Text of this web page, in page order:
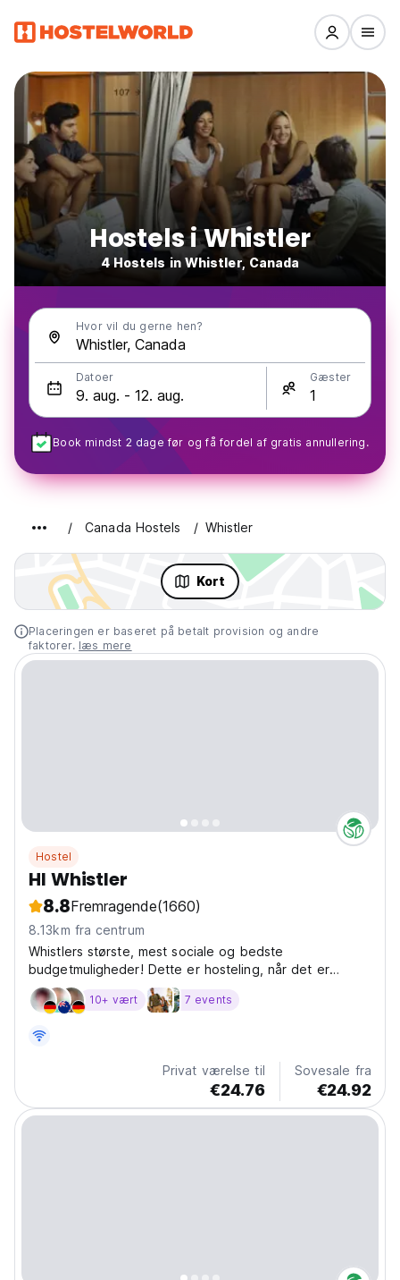
Hostels i Whistler
4 Hostels in Whistler, Canada
Hvor vil du gerne hen?
Datoer Gæster
Book mindst 2 dage før og få fordel af gratis annullering.
Canada Hostels Whistler
Kort
Placeringen er baseret på betalt provision og andre
faktorer. læs mere
Hostel
HI Whistler
8.8Fremragende(1660)
8.13km fra centrum
Whistlers største, mest sociale og bedste
budgetmuligheder! Dette er hosteling, når det er
bedst!
10+ vært 7 events
Privat værelse til
€24.76
Sovesale fra
€24.92